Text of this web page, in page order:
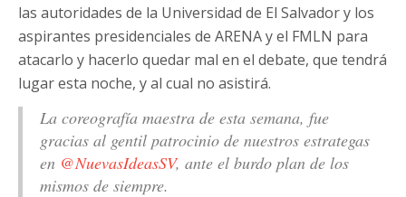
las autoridades de la Universidad de El Salvador y los
aspirantes presidenciales de ARENA y el FMLN para
atacarlo y hacerlo quedar mal en el debate, que tendrá
lugar esta noche, y al cual no asistirá.
La coreografía maestra de esta semana, fue
gracias al gentil patrocinio de nuestros estrategas
en @NuevasIdeasSV, ante el burdo plan de los
mismos de siempre.